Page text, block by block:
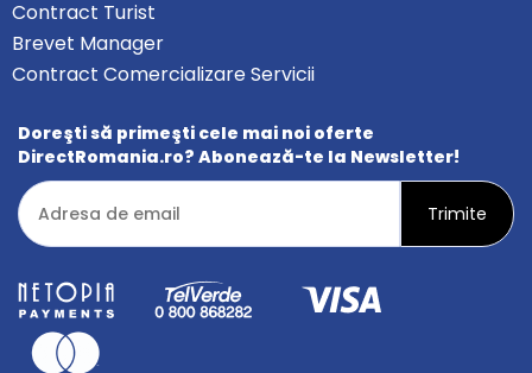
Contract Turist
Brevet Manager
Contract Comercializare Servicii
Doreşti să primeşti cele mai noi oferte
DirectRomania.ro? Abonează-te la Newsletter!